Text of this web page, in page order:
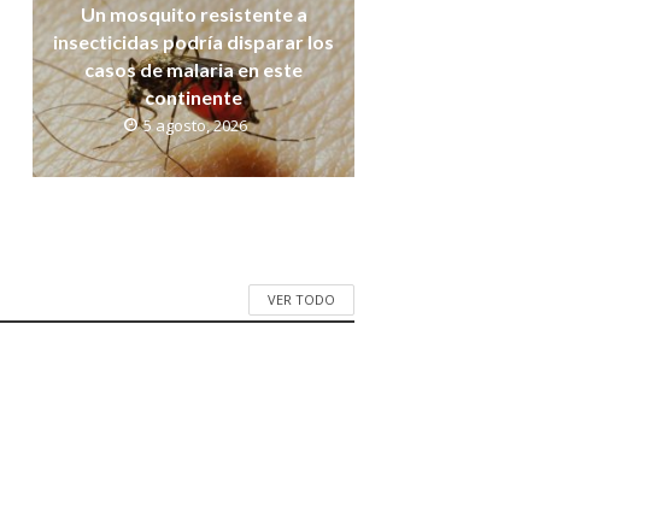
Un mosquito resistente a
insecticidas podría disparar los
casos de malaria en este
continente
5 agosto, 2026
VER TODO